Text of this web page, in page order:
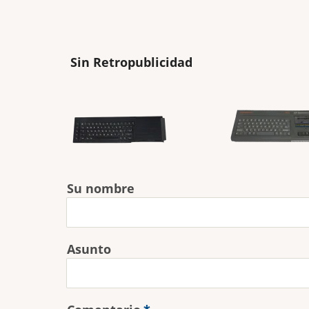
Sin Retropublicidad
Su nombre
Asunto